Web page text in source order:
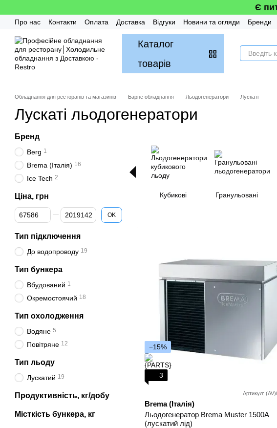
Є
Про нас Контакти Оплата Доставка Відгуки Новини та огляди Бренди
Каталог
товарів
Обладнання для ресторанів та магазинів Барне обладнання Льодогенератори Лускаті
Лускаті льодогенератори
Кубикові Гранульовані
−15%
3
Артикул:
Brema (Італія)
Льодогенератор Brema Muster 1500A
(лускатий лід)
Бренд
Berg 1
Brema (Італія) 16
Ice Tech 2
Ціна, грн
Від Ціна, грн
До Ціна, грн OK
Тип підключення
До водопроводу 19
Тип бункера
Вбудований 1
Окремостоячий 18
Тип охолодження
Водяне 5
Повітряне 12
Тип льоду
Лускатий 19
Продуктивність, кг/добу
Місткість бункера, кг